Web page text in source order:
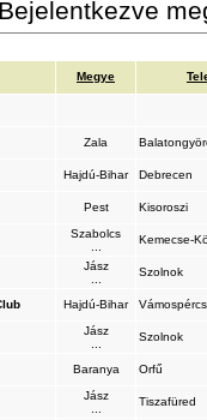
Bejelentkezve
Megye
Zala
Hajdú-Bihar Debrecen
Pest Kisoroszi
Szabolcs
Kemecse-
Jász
Szolnok
Hajdú-Bihar
Jász
Szolnok
Baranya Orfű
Jász
Tiszafüred